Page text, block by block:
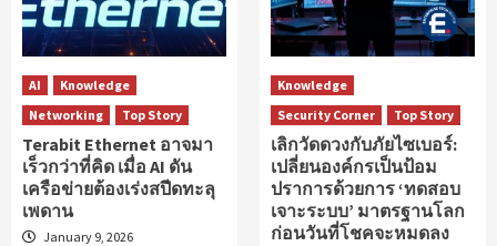
AI
Knowledge
Networking
Top Story
Terabit Ethernet อาจมา
เร็วกว่าที่คิด เมื่อ AI ดัน
เครือข่ายต้องเร่งสปีดทะลุ
เพดาน
January 9, 2026
Knowledge
Security Corner
Top Story
เลิกวัดดวงกับภัยไซเบอร์:
เปลี่ยนองค์กรเป็นป้อม
ปราการด้วยการ ‘ทดสอบ
เจาะระบบ’ มาตรฐานโลก
ก่อนวันที่โชคจะหมดลง